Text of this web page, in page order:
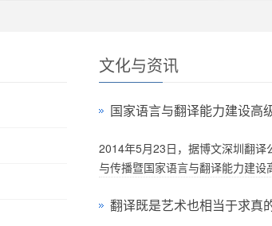
文化与资讯
国家语言与翻译能力建设高
2014年5月23日，据博文深圳翻
与传播暨国家语言与翻译能力建设
翻译既是艺术也相当于求真